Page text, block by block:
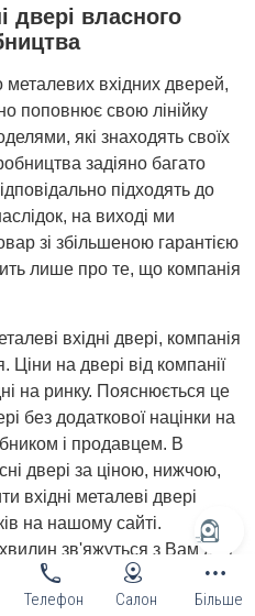
Телефон Салон Більше
двері власного
вхідних дверей,
поповнює свою лінійку
які знаходять своїх
задіяно багато
підходять до
на виході ми
зі збільшеною гарантією
лише про те, що компанія
вхідні двері, компанія
Ціни на двері від компанії
на ринку. Пояснюється це
без додаткової націнки на
і продавцем. В
двері за ціною, нижчою,
вхідні металеві двері
на нашому сайті.
зв'яжуться з Вам для
визначитися з
наш фірмовий